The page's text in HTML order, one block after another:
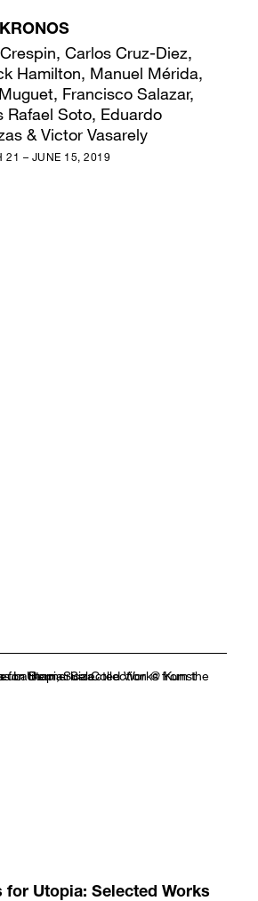
Carlos Cruz-Diez,
Hamilton, Manuel Mérida,
Francisco Salazar,
Rafael Soto, Eduardo
& Victor Vasarely
21 – JUNE 15, 2019
for Utopia: Selected Works